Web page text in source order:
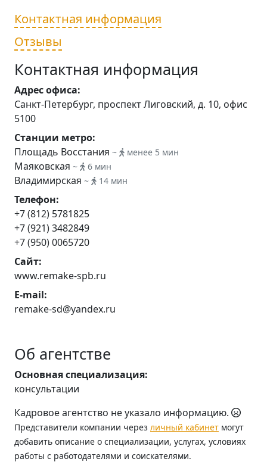
Контактная информация
Отзывы
Контактная информация
Адрес офиса:
Санкт-Петербург, проспект Лиговский, д. 10, офис
5100
Станции метро:
Площадь Восстания ~ менее 5 мин
Маяковская ~ 6 мин
Владимирская ~ 14 мин
Телефон:
+7 (812) 5781825
+7 (921) 3482849
+7 (950) 0065720
Сайт:
www.remake-spb.ru
E-mail:
remake-sd@yandex.ru
Об агентстве
Основная специализация:
консультации
Кадровое агентство не указало информацию.
Представители компании через личный кабинет могут
добавить описание о специализации, услугах, условиях
работы с работодателями и соискателями.